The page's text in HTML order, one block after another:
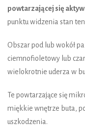
powtarzającej się
punktu widzenia stan
Obszar pod lub wokół
ciemnofioletowy lub
wielokrotnie uderza w
Te powtarzające się
miękkie wnętrze buta,
uszkodzenia.